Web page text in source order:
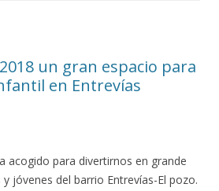
un gran espacio para
en Entrevías
acogido para divertirnos en grande
jóvenes del barrio Entrevías-El pozo.